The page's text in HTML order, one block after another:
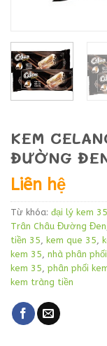
KEM
ĐƯỜNG
Liên hệ
Từ khóa: đại lý kem 35
Trân Châu Đường Đen
tiền 35, kem que 35,
kem 35, nhà phân
kem 35, phân phối
kem tràng tiền